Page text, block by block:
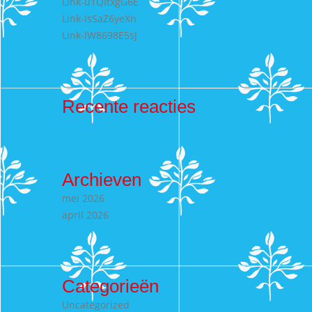
Link-IsSaZ6yeXn
Link-lW8698E5sJ
Recente reacties
Archieven
mei 2026
april 2026
Categorieën
Uncategorized